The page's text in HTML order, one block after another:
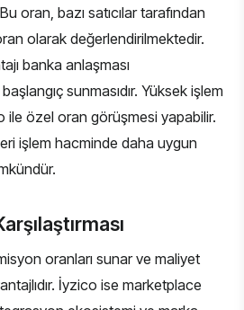
oran, bazı satıcılar tarafından
olarak değerlendirilmektedir.
banka anlaşması
sunmasıdır. Yüksek işlem
ile özel oran görüşmesi yapabilir.
işlem hacminde daha uygun
oranları sunar ve maliyet
İyzico ise marketplace